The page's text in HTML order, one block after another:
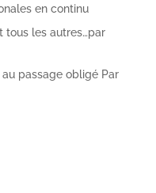
en continu
tous les autres…par
passage obligé Par